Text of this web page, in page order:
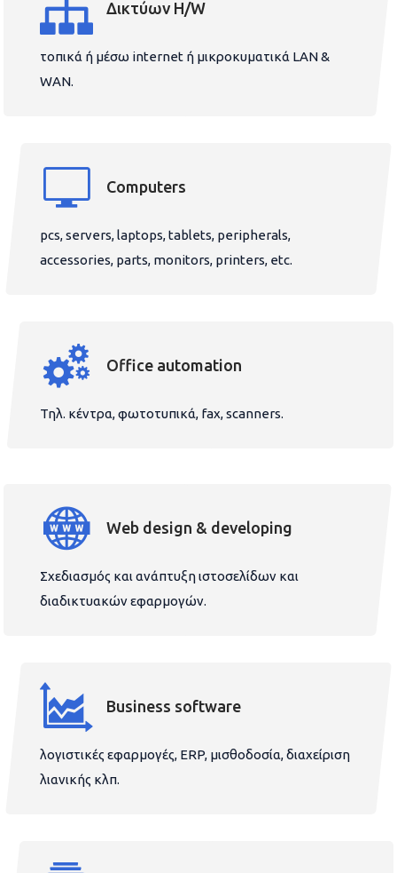
Δικτύων H/W
τοπικά ή μέσω internet ή μικροκυματικά LAN &
WAN.
Computers
pcs, servers, laptops, tablets, peripherals,
accessories, parts, monitors, printers, etc.
Office automation
Τηλ. κέντρα, φωτοτυπικά, fax, scanners.
Web design & developing
Σχεδιασμός και ανάπτυξη ιστοσελίδων και
διαδικτυακών εφαρμογών.
Business software
λογιστικές εφαρμογές, ERP, μισθοδοσία, διαχείριση
λιανικής κλπ.